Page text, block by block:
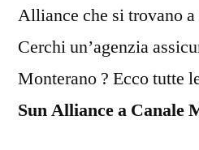
Alliance che si trovano
Cerchi un’agenzia
Monterano ? Ecco tutte
Sun Alliance a Canale